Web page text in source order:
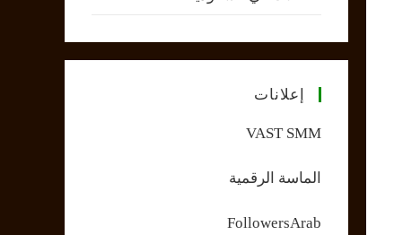
إعلانات
VAST SMM
الماسة الرقمية
FollowersArab